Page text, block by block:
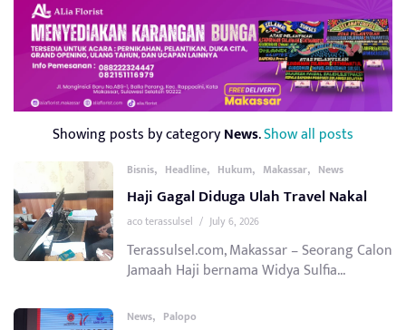
Showing posts by categoryNews.Show all posts
Bisnis, Headline, Hukum, Makassar, News
Haji Gagal Diduga Ulah Travel Nakal
aco terassulsel / July 6, 2026
Terassulsel.com, Makassar – Seorang Calon
Jamaah Haji bernama Widya Sulfia...
News, Palopo